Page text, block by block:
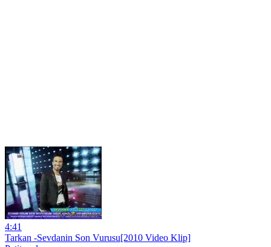
4:41
Tarkan -Sevdanin Son Vurusu[2010 Video Klip]